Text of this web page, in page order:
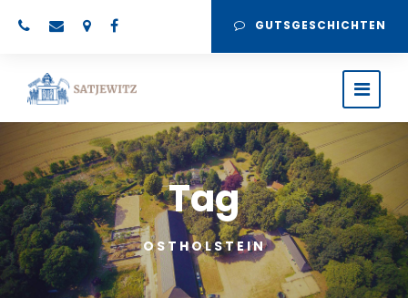
GUTSGESCHICHTEN
Tag
OSTHOLSTEIN